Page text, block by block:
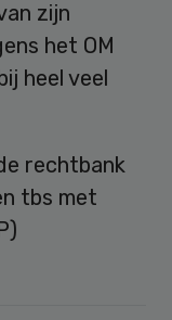
zijn
het OM
heel veel
rechtbank
tbs met